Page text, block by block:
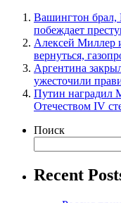
Вашингтон брал,
побеждает
Алексей Миллер
вернуться,
Аргентина
ужесточили
Путин наградил
Отечеством IV
Поиск
Recent